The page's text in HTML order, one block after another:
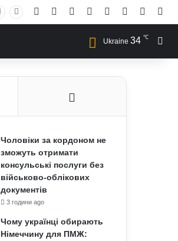
Facebook YouTubeInstagram
RSS Log In
Ukraine 34 ℃
Чоловіки за кордоном не
зможуть отримати
консульські послуги без
військово-облікових
документів
3 години ago
Чому українці обирають
Німеччину для ПМЖ: